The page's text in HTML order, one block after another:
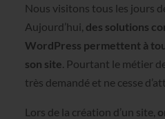
Nous visitons tous les jours
Aujourd’hui, des solutions
WordPress permettent à
son site . Pourtant le métier
très demandé et ne cesse
Lors de la création d’un site,